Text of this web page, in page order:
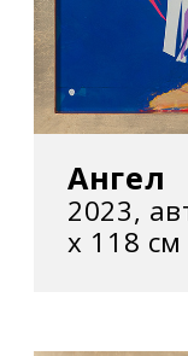
Ангел
2023,
x 118 см